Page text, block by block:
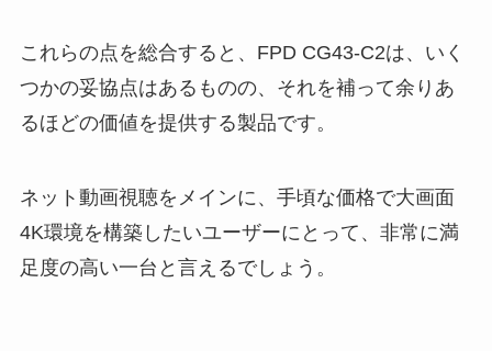
これらの点を総合すると、FPD CG43-C2は、いく
つかの妥協点はあるものの、それを補って余りあ
るほどの価値を提供する製品です。
ネット動画視聴をメインに、手頃な価格で大画面
4K環境を構築したいユーザーにとって、非常に満
足度の高い一台と言えるでしょう。